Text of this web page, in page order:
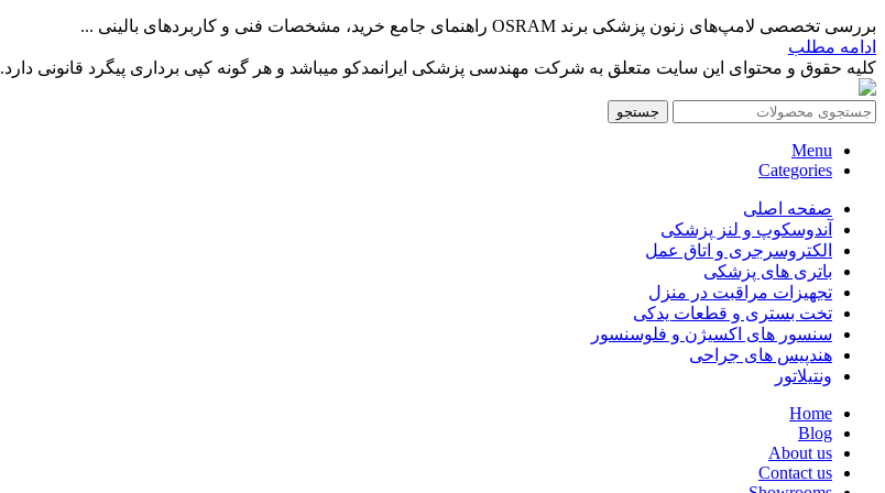
بررسی تخصصی لامپ‌های زنون پزشکی برند OSRAM راهنمای جامع خرید، مشخصات فنی و کاربردهای بالینی ...
ادامه مطلب
کلیه حقوق و محتوای این سایت متعلق به شرکت مهندسی پزشکی ایرانمدکو میباشد و هر گونه کپی برداری پیگرد قانونی دارد.
جستجو
Menu
Categories
صفحه اصلی
آندوسکوپ و لنز پزشکی
الکتروسرجری و اتاق عمل
باتری های پزشکی
تجهیزات مراقبت در منزل
تخت بستری و قطعات یدکی
سنسور های اکسیژن و فلوسنسور
هندپیس های جراحی
ونتیلاتور
Home
Blog
About us
Contact us